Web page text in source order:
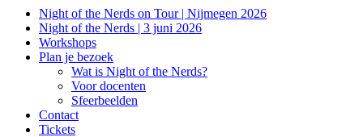
Night of the Nerds on Tour | Nijmegen 2026
Night of the Nerds | 3 juni 2026
Workshops
Plan je bezoek
Wat is Night of the Nerds?
Voor docenten
Sfeerbeelden
Contact
Tickets